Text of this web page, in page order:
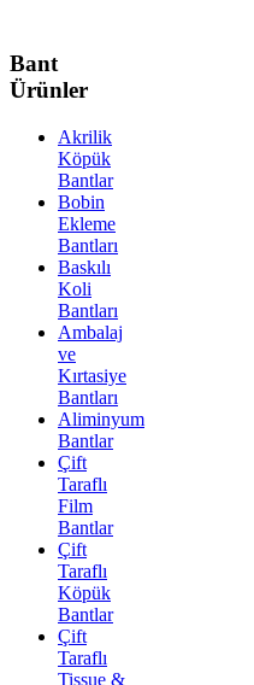
Bant
Ürünler
Akrilik
Köpük
Bantlar
Bobin
Ekleme
Bantları
Baskılı
Koli
Bantları
Ambalaj
ve
Kırtasiye
Bantları
Aliminyum
Bantlar
Çift
Taraflı
Film
Bantlar
Çift
Taraflı
Köpük
Bantlar
Çift
Taraflı
Tissue &